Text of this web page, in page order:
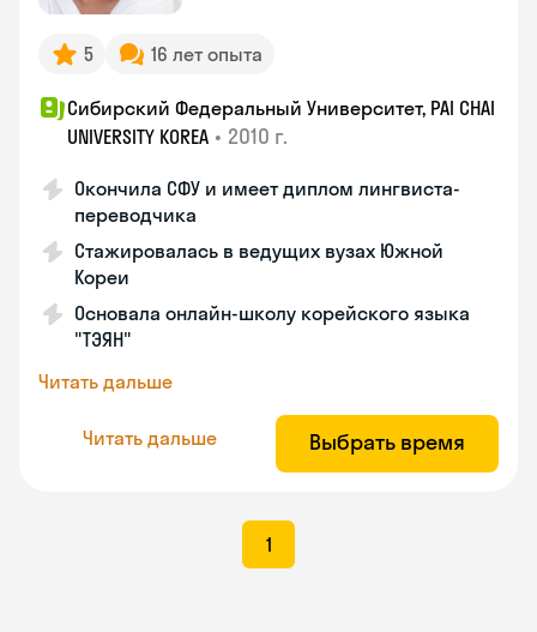
5 16 лет опыта
Сибирский Федеральный Университет, PAI CHAI
UNIVERSITY KOREA • 2010 г.
Окончила СФУ и имеет диплом лингвиста-
переводчика
Стажировалась в ведущих вузах Южной
Кореи
Основала онлайн-школу корейского языка
"ТЭЯН"
Читать дальше
Читать дальше Выбрать время
1